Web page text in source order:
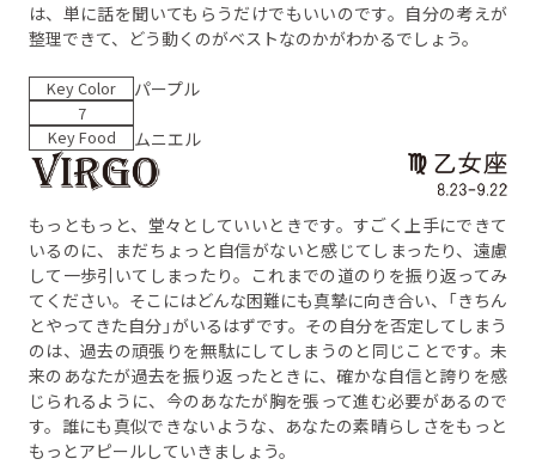
は、単に話を聞いてもらうだけでもいいのです。自分の考えが
整理できて、どう動くのがベストなのかがわかるでしょう。
Key Color パープル
7
Key Food
ムニエル
もっともっと、堂々としていいときです。すごく上手にできて
いるのに、まだちょっと自信がないと感じてしまったり、遠慮
して一歩引いてしまったり。これまでの道のりを振り返ってみ
てください。そこにはどんな困難にも真摯に向き合い、「きちん
とやってきた自分」がいるはずです。その自分を否定してしまう
のは、過去の頑張りを無駄にしてしまうのと同じことです。未
来のあなたが過去を振り返ったときに、確かな自信と誇りを感
じられるように、今のあなたが胸を張って進む必要があるので
す。誰にも真似できないような、あなたの素晴らしさをもっと
もっとアピールしていきましょう。